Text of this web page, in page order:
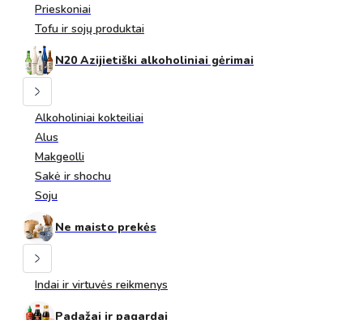
Prieskoniai
Tofu ir sojų produktai
N20 Azijietiški alkoholiniai gėrimai
Alkoholiniai kokteiliai
Alus
Makgeolli
Sakė ir shochu
Soju
Ne maisto prekės
Indai ir virtuvės reikmenys
Padažai ir pagardai